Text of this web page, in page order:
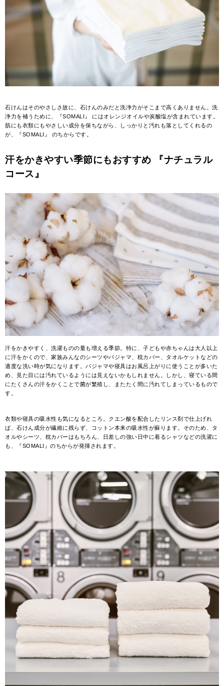
石けんはそのやさしさ故に、石けんのみだと洗浄力がそこまで高くありません。洗
浄力を補うために、『SOMALI』 にはオレンジオイルや炭酸塩が含まれています。
肌にも衣類にもやさしい成分を保ちながら、しっかりと汚れも落としてくれるの
が、『SOMALI』 のちからです。
汗をかきやすい季節にもおすすめ 『ナチュラル
コース』
汗をかきやすく、洗濯ものの量も増える季節。特に、子どもや赤ちゃんは大人以上
に汗をかくので、家族みんなのシーツやパジャマ、枕カバー、タオルケットなどの
適度な洗い時が気になります。パジャマや寝具はお風呂上がりに使うことが多いた
め、見た目には汚れているようには見えないかもしれません。しかし、寝ている間
にたくさんの汗をかくことで菌が繁殖し、またたく間に汚れてしまっているもので
す。
衣類や寝具の吸水性も気になるところ。クエン酸を配合したリンス剤で仕上げれ
ば、石けん成分が繊維に残らず、コットン本来の吸水性が蘇ります。そのため、タ
オルやシーツ、枕カバーはもちろん、日差しの強い日中に着るシャツなどの洗濯に
も、『SOMALI』のちからが発揮されます。